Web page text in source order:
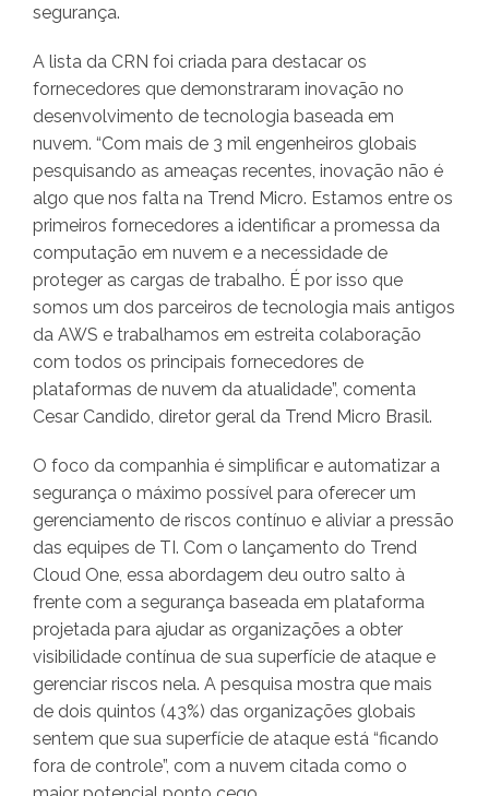
segurança.
A lista da CRN foi criada para destacar os
fornecedores que demonstraram inovação no
desenvolvimento de tecnologia baseada em
nuvem. “Com mais de 3 mil engenheiros globais
pesquisando as ameaças recentes, inovação não é
algo que nos falta na Trend Micro. Estamos entre os
primeiros fornecedores a identificar a promessa da
computação em nuvem e a necessidade de
proteger as cargas de trabalho. É por isso que
somos um dos parceiros de tecnologia mais antigos
da AWS e trabalhamos em estreita colaboração
com todos os principais fornecedores de
plataformas de nuvem da atualidade”, comenta
Cesar Candido, diretor geral da Trend Micro Brasil.
O foco da companhia é simplificar e automatizar a
segurança o máximo possível para oferecer um
gerenciamento de riscos contínuo e aliviar a pressão
das equipes de TI. Com o lançamento do Trend
Cloud One, essa abordagem deu outro salto à
frente com a segurança baseada em plataforma
projetada para ajudar as organizações a obter
visibilidade contínua de sua superfície de ataque e
gerenciar riscos nela. A pesquisa mostra que mais
de dois quintos (43%) das organizações globais
sentem que sua superfície de ataque está “ficando
fora de controle”, com a nuvem citada como o